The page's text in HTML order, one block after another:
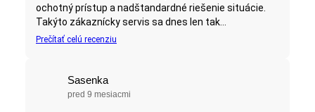
ochotný prístup a nadštandardné riešenie situácie.
Takýto zákaznícky servis sa dnes len tak...
Prečítať celú recenziu
Sasenka
pred 9 mesiacmi